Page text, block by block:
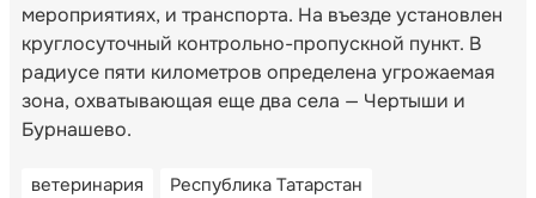
мероприятиях, и транспорта. На въезде установлен
круглосуточный контрольно-пропускной пункт. В
радиусе пяти километров определена угрожаемая
зона, охватывающая еще два села — Чертыши и
Бурнашево.
ветеринария
Республика Татарстан